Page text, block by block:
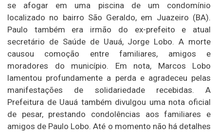
se afogar em uma piscina de um condomínio
localizado no bairro São Geraldo, em Juazeiro (BA).
Paulo também era irmão do ex-prefeito e atual
secretário de Saúde de Uauá, Jorge Lobo. A morte
causou comoção entre familiares, amigos e
moradores do município. Em nota, Marcos Lobo
lamentou profundamente a perda e agradeceu pelas
manifestações de solidariedade recebidas. A
Prefeitura de Uauá também divulgou uma nota oficial
de pesar, prestando condolências aos familiares e
amigos de Paulo Lobo. Até o momento não há detalhes